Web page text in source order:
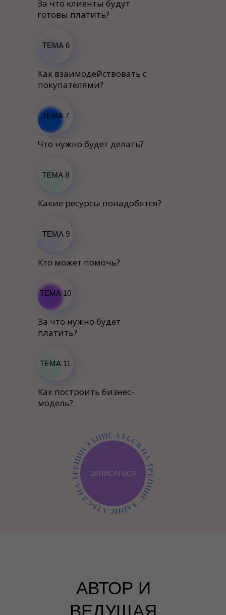
ТЕМА 8
ТЕМА 6
ТЕМА 7
ТЕМА 9
ТЕМА 10
ТЕМА 11
Какие ресурсы понадобятся?
За что клиенты будут
готовы платить?
Как взаимодействовать с
покупателями?
Что нужно будет делать?
Кто может помочь?
За что нужно будет
платить?
Как построить бизнес-
модель?
ЗАПИСАТЬСЯ
АВТОР И
ВЕДУЩАЯ